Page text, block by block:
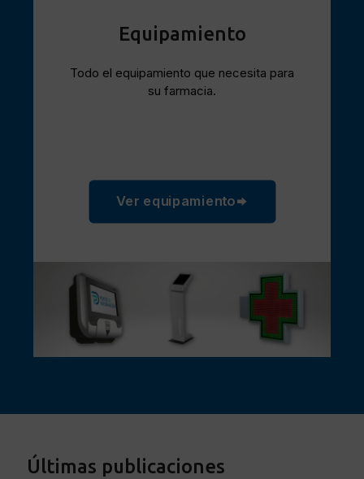
Equipamiento
Todo el equipamiento que necesita para
su farmacia.
Ver equipamiento
Últimas publicaciones